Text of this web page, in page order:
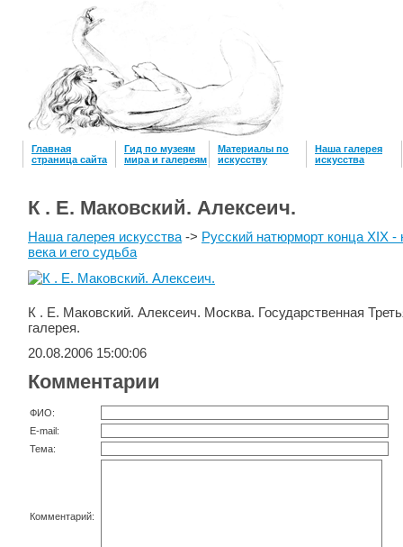
Главная
страница сайта
Гид по музеям
мира и галереям
Материалы по
искусству
Наша галерея
искусcтва
К . Е. Маковский. Алексеич.
Наша галерея искусства-> Русский натюрморт конца XIX -
века и его судьба
К . Е. Маковский. Алексеич. Москва. Государственная
галерея.
20.08.2006 15:00:06
Комментарии
ФИО:
E-mail:
Тема:
Комментарий: